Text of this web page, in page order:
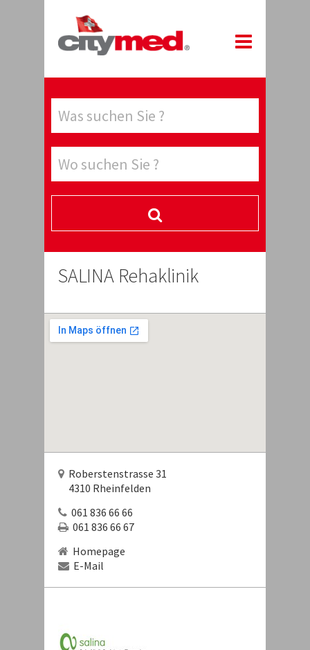
SALINA Rehaklinik
Roberstenstrasse 31
4310 Rheinfelden
061 836 66 66
061 836 66 67
Homepage
E-Mail